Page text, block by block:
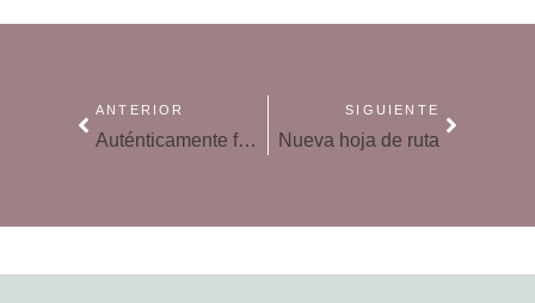
ANTERIOR
Auténticamente feliz
SIGUIENTE
Nueva hoja de ruta